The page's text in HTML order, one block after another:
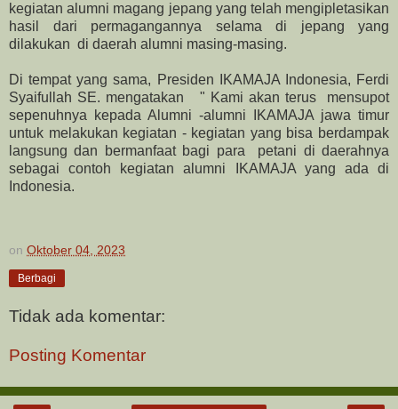
kegiatan alumni magang jepang yang telah mengipletasikan
hasil dari permagangannya selama di jepang yang
dilakukan di daerah alumni masing-masing.
Di tempat yang sama, Presiden IKAMAJA Indonesia, Ferdi
Syaifullah SE. mengatakan " Kami akan terus mensupot
sepenuhnya kepada Alumni -alumni IKAMAJA jawa timur
untuk melakukan kegiatan - kegiatan yang bisa berdampak
langsung dan bermanfaat bagi para petani di daerahnya
sebagai contoh kegiatan alumni IKAMAJA yang ada di
Indonesia.
on Oktober 04, 2023
Berbagi
Tidak ada komentar:
Posting Komentar